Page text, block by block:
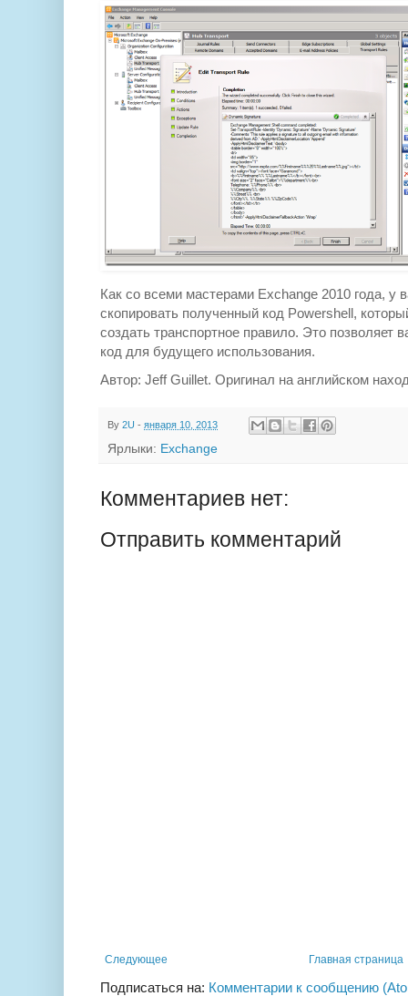
Как со всеми мастерами Exchange 2010 года, у
скопировать полученный код Powershell,
создать транспортное правило. Это позволяет
код для будущего использования.
Автор: Jeff Guillet. Оригинал на английском
By 2U - января 10, 2013
Ярлыки: Exchange
Комментариев нет:
Отправить комментарий
Следующее Главная страница
Подписаться на: Комментарии к сообщению